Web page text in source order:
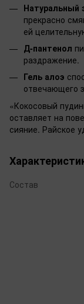
Натуральный
прекрасно
ей
Д-пантенол
раздражение.
Гель алоэ
отвечающего
«Кокосовый
оставляет на
сияние. Райское
Состав